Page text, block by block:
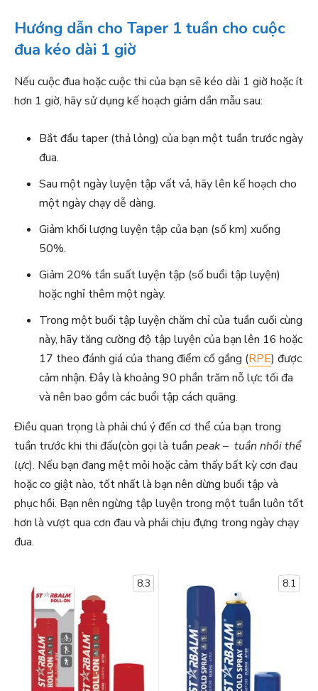
Hướng dẫn cho Taper 1 tuần cho cuộc
đua kéo dài 1 giờ
Nếu cuộc đua hoặc cuộc thi của bạn sẽ kéo dài 1 giờ hoặc ít
hơn 1 giờ, hãy sử dụng kế hoạch giảm dần mẫu sau:
Bắt đầu taper (thả lỏng) của bạn một tuần trước ngày
đua.
Sau một ngày luyện tập vất vả, hãy lên kế hoạch cho
một ngày chạy dễ dàng.
Giảm khối lượng luyện tập của bạn (số km) xuống
50%.
Giảm 20% tần suất luyện tập (số buổi tập luyện)
hoặc nghỉ thêm một ngày.
Trong một buổi tập luyện chăm chỉ của tuần cuối cùng
này, hãy tăng cường độ tập luyện của bạn lên 16 hoặc
17 theo đánh giá của thang điểm cố gắng (RPE) được
cảm nhận. Đây là khoảng 90 phần trăm nỗ lực tối đa
và nên bao gồm các buổi tập cách quãng.
Điều quan trọng là phải chú ý đến cơ thể của bạn trong
tuần trước khi thi đấu(còn gọi là tuần peak – tuần nhồi thể
lực). Nếu bạn đang mệt mỏi hoặc cảm thấy bất kỳ cơn đau
hoặc co giật nào, tốt nhất là bạn nên dừng buổi tập và
phục hồi. Bạn nên ngừng tập luyện trong một tuần luôn tốt
hơn là vượt qua cơn đau và phải chịu đựng trong ngày chạy
đua.
8.3 8.1